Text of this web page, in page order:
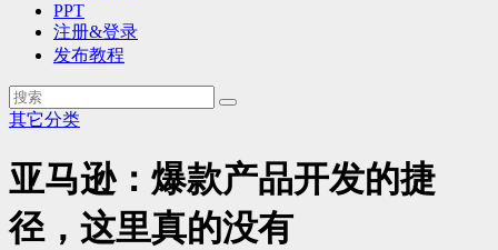
PPT
注册&登录
发布教程
其它分类
亚马逊：爆款产品开发的捷
径，这里真的没有